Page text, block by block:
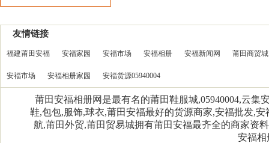
友情链接
福建莆田安福 安福家园 安福市场 安福相册 安福新闻网 莆田商贸城
安福市场 安福相册家园 安福货源05940004
莆田安福相册网是最有名的莆田鞋服城,05940004,云
鞋,包包,服饰,球衣,莆田安福最好的货源商家,安福批发,
航,莆田外贸,莆田贸易城拥有莆田安福最齐全的商家资
安福相